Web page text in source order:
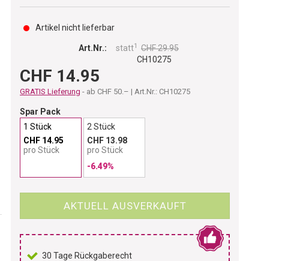
Artikel nicht lieferbar
Art.Nr.:
CH10275
statt1 CHF 29.95
CHF 14.95
GRATIS Lieferung - ab CHF 50.– | Art.Nr.: CH10275
Spar Pack
1 Stück
CHF 14.95
pro Stück
2 Stück
CHF 13.98
pro Stück
-6.49%
AKTUELL AUSVERKAUFT
30 Tage Rückgaberecht